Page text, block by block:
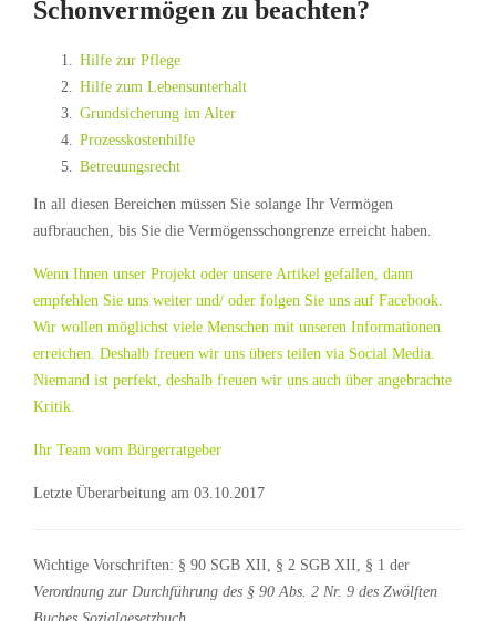
Schonvermögen zu beachten?
Hilfe zur Pflege
Hilfe zum Lebensunterhalt
Grundsicherung im Alter
Prozesskostenhilfe
Betreuungsrecht
In all diesen Bereichen müssen Sie solange Ihr Vermögen
aufbrauchen, bis Sie die Vermögensschongrenze erreicht haben.
Wenn Ihnen unser Projekt oder unsere Artikel gefallen, dann
empfehlen Sie uns weiter und/ oder folgen Sie uns auf Facebook.
Wir wollen möglichst viele Menschen mit unseren Informationen
erreichen. Deshalb freuen wir uns übers teilen via Social Media.
Niemand ist perfekt, deshalb freuen wir uns auch über angebrachte
Kritik.
Ihr Team vom Bürgerratgeber
Letzte Überarbeitung am 03.10.2017
Wichtige Vorschriften: § 90 SGB XII, § 2 SGB XII, § 1 der
Verordnung zur Durchführung des § 90 Abs. 2 Nr. 9 des Zwölften